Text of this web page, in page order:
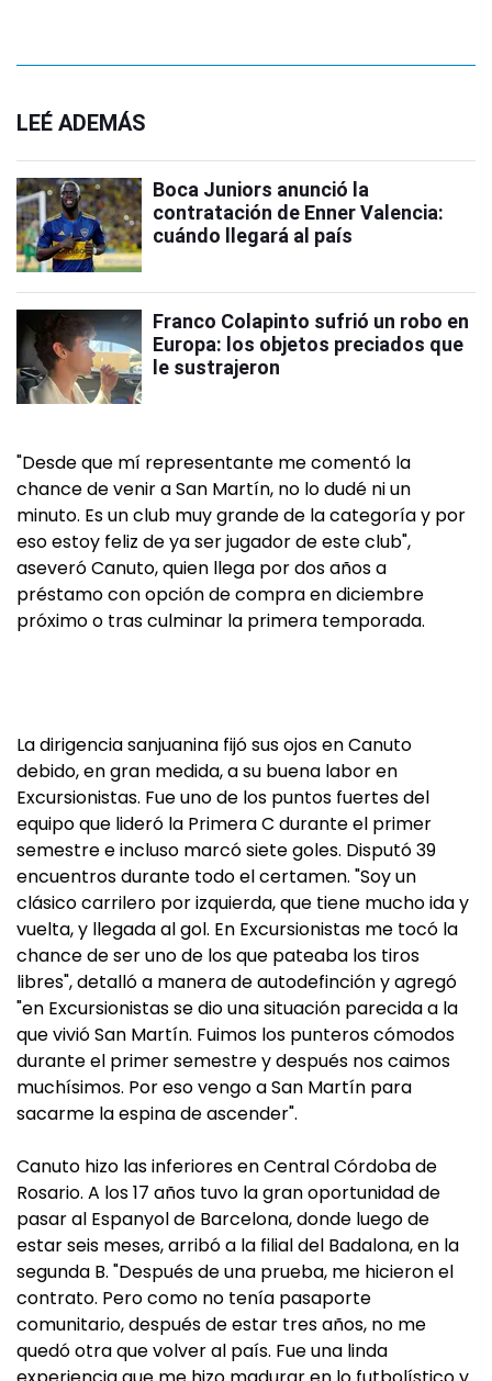
LEÉ ADEMÁS
Boca Juniors anunció la
contratación de Enner Valencia:
cuándo llegará al país
Franco Colapinto sufrió un robo en
Europa: los objetos preciados que
le sustrajeron
"Desde que mí representante me comentó la
chance de venir a San Martín, no lo dudé ni un
minuto. Es un club muy grande de la categoría y por
eso estoy feliz de ya ser jugador de este club",
aseveró Canuto, quien llega por dos años a
préstamo con opción de compra en diciembre
próximo o tras culminar la primera temporada.
La dirigencia sanjuanina fijó sus ojos en Canuto
debido, en gran medida, a su buena labor en
Excursionistas. Fue uno de los puntos fuertes del
equipo que lideró la Primera C durante el primer
semestre e incluso marcó siete goles. Disputó 39
encuentros durante todo el certamen. "Soy un
clásico carrilero por izquierda, que tiene mucho ida y
vuelta, y llegada al gol. En Excursionistas me tocó la
chance de ser uno de los que pateaba los tiros
libres", detalló a manera de autodefinción y agregó
"en Excursionistas se dio una situación parecida a la
que vivió San Martín. Fuimos los punteros cómodos
durante el primer semestre y después nos caimos
muchísimos. Por eso vengo a San Martín para
sacarme la espina de ascender".
Canuto hizo las inferiores en Central Córdoba de
Rosario. A los 17 años tuvo la gran oportunidad de
pasar al Espanyol de Barcelona, donde luego de
estar seis meses, arribó a la filial del Badalona, en la
segunda B. "Después de una prueba, me hicieron el
contrato. Pero como no tenía pasaporte
comunitario, después de estar tres años, no me
quedó otra que volver al país. Fue una linda